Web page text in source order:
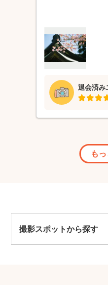
退会済み
も
撮影スポットから探す